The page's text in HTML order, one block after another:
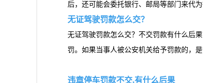
后，还可能会委托银行、邮局等部门来代为
无证驾驶罚款怎么交？
无证驾驶罚款怎么交？不交罚款有什么后
罚。如果当事人被公安机关给予罚款的，
违章停车罚款不交,有什么后果